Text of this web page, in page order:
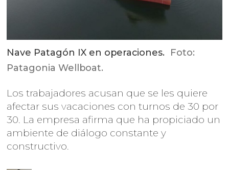
Nave Patagón IX en operaciones. Foto:
Patagonia Wellboat.
Los trabajadores acusan que se les quiere
afectar sus vacaciones con turnos de 30 por
30. La empresa afirma que ha propiciado un
ambiente de diálogo constante y
constructivo.